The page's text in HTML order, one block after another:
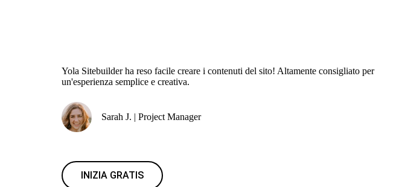
Yola Sitebuilder ha reso facile creare i contenuti del sito! Altamente consigliato per
un'esperienza semplice e creativa.
Sarah J. | Project Manager
INIZIA GRATIS